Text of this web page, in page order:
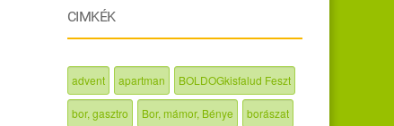
CIMKÉK
advent apartman BOLDOGkisfalud Feszt
bor, gasztro Bor, mámor, Bénye borászat